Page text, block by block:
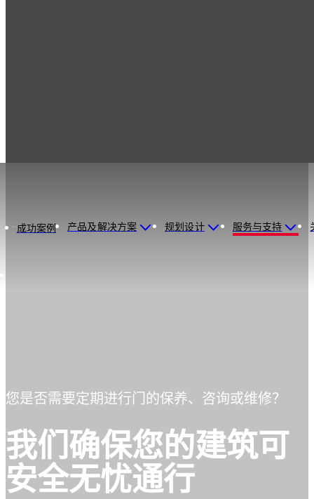
成功案例 产品及解决方案 规划设计 服务与支持
您是否需要定期进行门的保养、咨询或维修？
我们确保您的建筑可
安全无忧通行